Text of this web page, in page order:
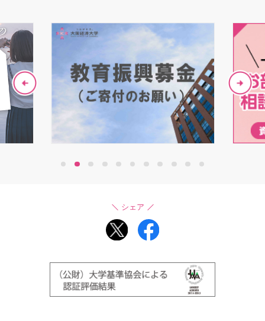
2 4 5 7 9
シェア